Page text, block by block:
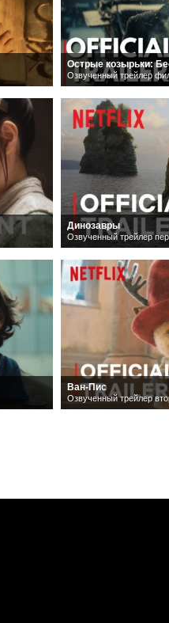
Острые козырьки:
Озвученный трейлер
Динозавры
Озвученный трейлер
Ван-Пис
Озвученный трейлер